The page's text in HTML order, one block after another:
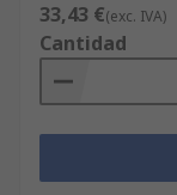
33,43 €(exc. IVA)
Cantidad